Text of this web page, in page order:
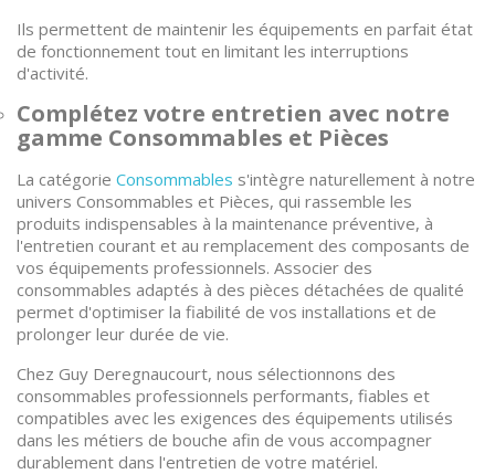
Ils permettent de maintenir les équipements en parfait état
de fonctionnement tout en limitant les interruptions
d'activité.
Complétez votre entretien avec notre
gamme Consommables et Pièces
La catégorie Consommables s'intègre naturellement à notre
univers Consommables et Pièces, qui rassemble les
produits indispensables à la maintenance préventive, à
l'entretien courant et au remplacement des composants de
vos équipements professionnels. Associer des
consommables adaptés à des pièces détachées de qualité
permet d'optimiser la fiabilité de vos installations et de
prolonger leur durée de vie.
Chez Guy Deregnaucourt, nous sélectionnons des
consommables professionnels performants, fiables et
compatibles avec les exigences des équipements utilisés
dans les métiers de bouche afin de vous accompagner
durablement dans l'entretien de votre matériel.